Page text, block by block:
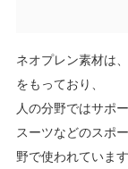
ネオプレン素材は
をもっており、
人の分野ではサポ
スーツなどのスポ
野で使われています